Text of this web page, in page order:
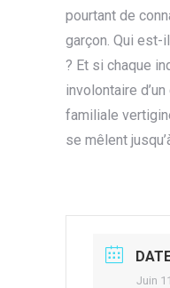
pourtant de
garçon. Qui est-
? Et si chaque
involontaire
familiale
se mêlent
Juin